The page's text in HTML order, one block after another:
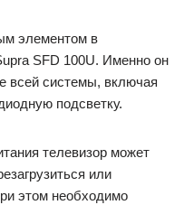
элементом в
SFD 100U. Именно он
всей системы, включая
подсветку.
телевизор может
или
этом необходимо